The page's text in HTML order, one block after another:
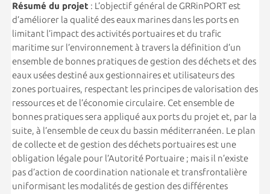
Résumé du projet : L’objectif général de GRRinPORT est
d’améliorer la qualité des eaux marines dans les ports en
limitant l’impact des activités portuaires et du trafic
maritime sur l’environnement à travers la définition d’un
ensemble de bonnes pratiques de gestion des déchets et des
eaux usées destiné aux gestionnaires et utilisateurs des
zones portuaires, respectant les principes de valorisation des
ressources et de l’économie circulaire. Cet ensemble de
bonnes pratiques sera appliqué aux ports du projet et, par la
suite, à l’ensemble de ceux du bassin méditerranéen. Le plan
de collecte et de gestion des déchets portuaires est une
obligation légale pour l’Autorité Portuaire ; mais il n’existe
pas d’action de coordination nationale et transfrontalière
uniformisant les modalités de gestion des différentes